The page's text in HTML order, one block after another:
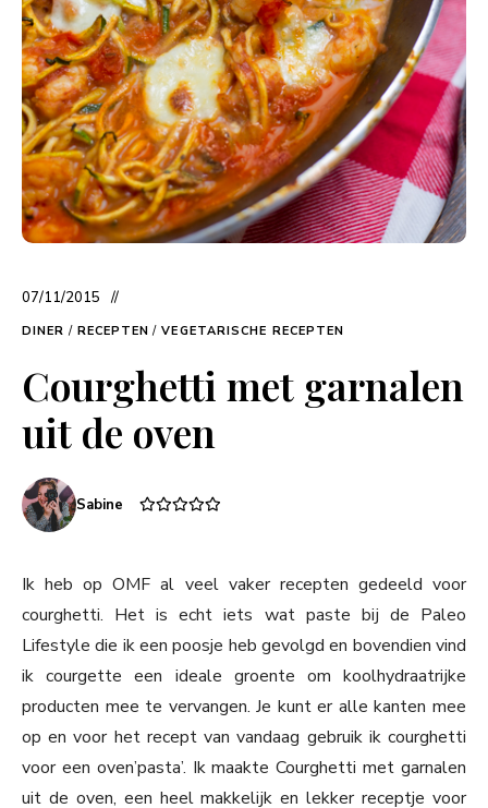
07/11/2015
DINER / RECEPTEN / VEGETARISCHE RECEPTEN
Courghetti met garnalen
uit de oven
Sabine
Ik heb op OMF al veel vaker recepten gedeeld voor
courghetti. Het is echt iets wat paste bij de Paleo
Lifestyle die ik een poosje heb gevolgd en bovendien vind
ik courgette een ideale groente om koolhydraatrijke
producten mee te vervangen. Je kunt er alle kanten mee
op en voor het recept van vandaag gebruik ik courghetti
voor een oven’pasta’. Ik maakte Courghetti met garnalen
uit de oven, een heel makkelijk en lekker receptje voor